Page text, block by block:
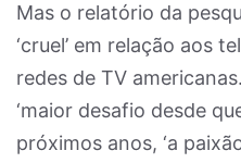
Mas o relatório da
‘cruel’ em relação aos
redes de TV
‘maior desafio desde
próximos anos, ‘a